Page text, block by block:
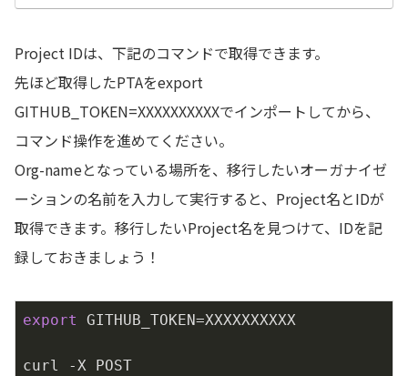
Project IDは、下記のコマンドで取得できます。
先ほど取得したPTAをexport
GITHUB_TOKEN=XXXXXXXXXXでインポートしてから、
コマンド操作を進めてください。
Org-nameとなっている場所を、移行したいオーガナイゼ
ーションの名前を入力して実行すると、Project名とIDが
取得できます。移行したいProject名を見つけて、IDを記
録しておきましょう！
export GITHUB_TOKEN=XXXXXXXXXX
curl -X POST